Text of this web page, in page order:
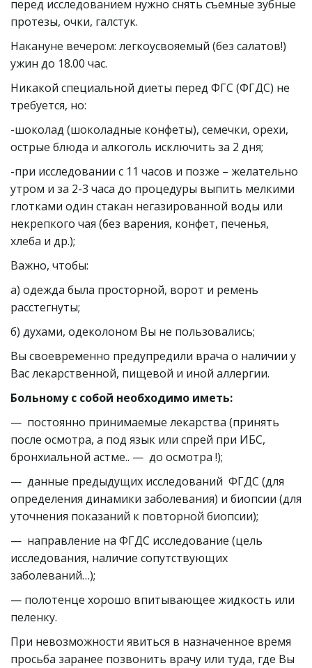
перед исследованием нужно снять съемные зубные
протезы, очки, галстук.
Накануне вечером: легкоусвояемый (без салатов!)
ужин до 18.00 час.
Никакой специальной диеты перед ФГС (ФГДС) не
требуется, но:
-шоколад (шоколадные конфеты), семечки, орехи,
острые блюда и алкоголь исключить за 2 дня;
-при исследовании с 11 часов и позже – желательно
утром и за 2-3 часа до процедуры выпить мелкими
глотками один стакан негазированной воды или
некрепкого чая (без варения, конфет, печенья,
хлеба и др.);
Важно, чтобы:
а) одежда была просторной, ворот и ремень
расстегнуты;
б) духами, одеколоном Вы не пользовались;
Вы своевременно предупредили врача о наличии у
Вас лекарственной, пищевой и иной аллергии.
Больному с собой необходимо иметь:
—  постоянно принимаемые лекарства (принять
после осмотра, а под язык или спрей при ИБС,
бронхиальной астме.. —  до осмотра !);
—  данные предыдущих исследований  ФГДС (для
определения динамики заболевания) и биопсии (для
уточнения показаний к повторной биопсии);
—  направление на ФГДС исследование (цель
исследования, наличие сопутствующих
заболеваний…);
— полотенце хорошо впитывающее жидкость или
пеленку.
При невозможности явиться в назначенное время
просьба заранее позвонить врачу или туда, где Вы